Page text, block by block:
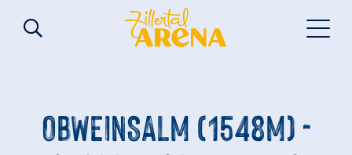
OBWEINSALM (1548M) -